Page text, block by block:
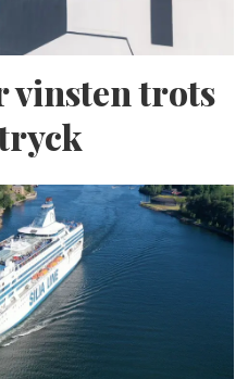
vinsten trots